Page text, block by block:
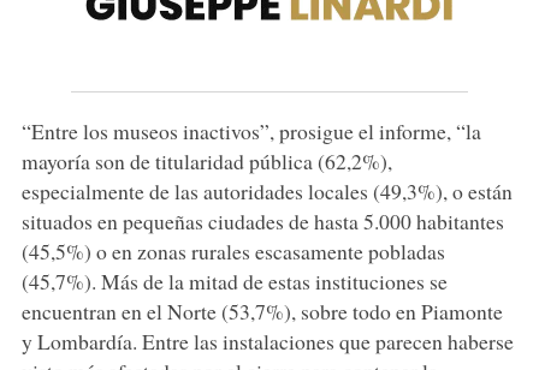
“Entre los museos inactivos”, prosigue el informe, “la
mayoría son de titularidad pública (62,2%),
especialmente de las autoridades locales (49,3%), o están
situados en pequeñas ciudades de hasta 5.000 habitantes
(45,5%) o en zonas rurales escasamente pobladas
(45,7%). Más de la mitad de estas instituciones se
encuentran en el Norte (53,7%), sobre todo en Piamonte
y Lombardía. Entre las instalaciones que parecen haberse